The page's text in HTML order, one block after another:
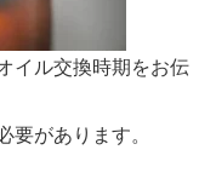
イル交換時期をお伝
要があります。